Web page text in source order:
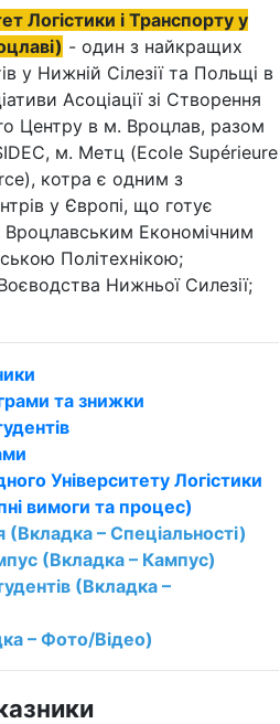
Логістики і Транспорту у
- один з найкращих
у Нижній Сілезії та Польщі в
Асоціації зі Створення
Центру в м. Вроцлав, разом
м. Метц (Ecole Supérieure
котра є одним з
у Європі, що готує
Вроцлавським Економічним
Політехнікою;
Нижньої Силезії;
та знижки
Університету Логістики
вимоги та процес)
(Вкладка – Спеціальності)
(Вкладка – Кампус)
(Вкладка –
– Фото/Відео)